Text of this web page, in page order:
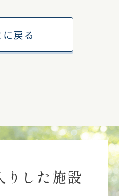
戻る
りした施設